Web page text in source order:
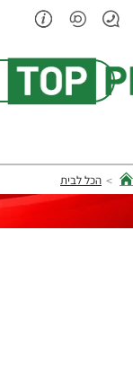
מחפש
home
הכל לבית